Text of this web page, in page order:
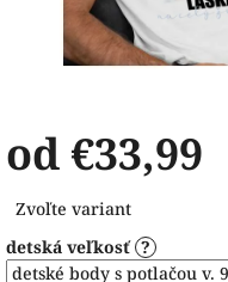
od €33,99
cena:
Zvoľte variant
detská veľkosť ?